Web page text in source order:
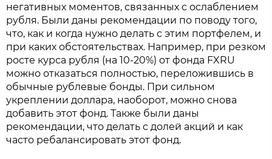
негативных моментов, связанных с ослаблением
рубля. Были даны рекомендации по поводу того,
что, как и когда нужно делать с этим портфелем, и
при каких обстоятельствах. Например, при резком
росте курса рубля (на 10-20%) от фонда FXRU
можно отказаться полностью, переложившись в
обычные рублевые бонды. При сильном
укреплении доллара, наоборот, можно снова
добавить этот фонд. Также были даны
рекомендации, что делать с долей акций и как
часто ребалансировать этот фонд.